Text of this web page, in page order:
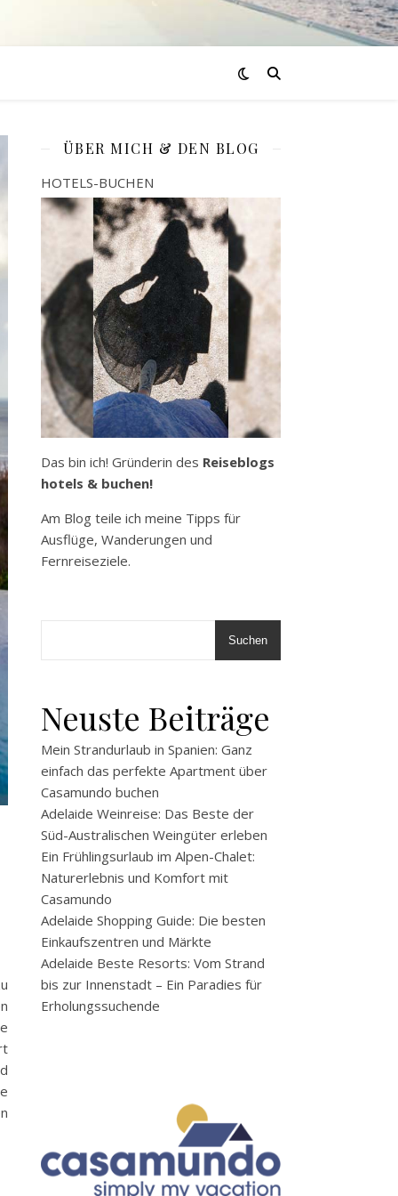
ÜBER MICH & DEN BLOG
HOTELS-BUCHEN
Das bin ich! Gründerin des Reiseblogs
hotels & buchen!
Am Blog teile ich meine Tipps für
Ausflüge, Wanderungen und
Fernreiseziele.
Suchen
Neuste Beiträge
Mein Strandurlaub in Spanien: Ganz
einfach das perfekte Apartment über
Casamundo buchen
Adelaide Weinreise: Das Beste der
Süd-Australischen Weingüter erleben
Ein Frühlingsurlaub im Alpen-Chalet:
Naturerlebnis und Komfort mit
Casamundo
Adelaide Shopping Guide: Die besten
Einkaufszentren und Märkte
Adelaide Beste Resorts: Vom Strand
bis zur Innenstadt – Ein Paradies für
Erholungssuchende